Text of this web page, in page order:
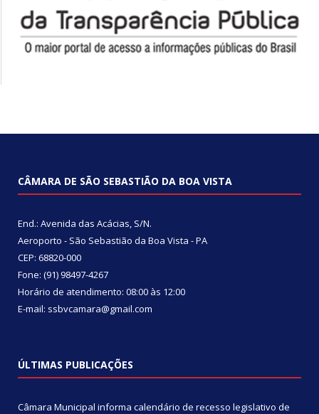
CÂMARA DE SÃO SEBASTIÃO DA BOA VISTA
End.: Avenida das Acácias, S/N.
Aeroporto - São Sebastião da Boa Vista - PA
CEP: 68820-000
Fone: (91) 98497-4267
Horário de atendimento: 08:00 às 12:00
E-mail: ssbvcamara@gmail.com
ÚLTIMAS PUBLICAÇÕES
Câmara Municipal informa calendário de recesso legislativo de